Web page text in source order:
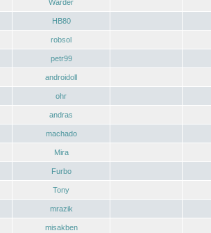
Warder
HB80
robsol
petr99
androidoll
ohr
andras
machado
Mira
Furbo
Tony
mrazik
misakben